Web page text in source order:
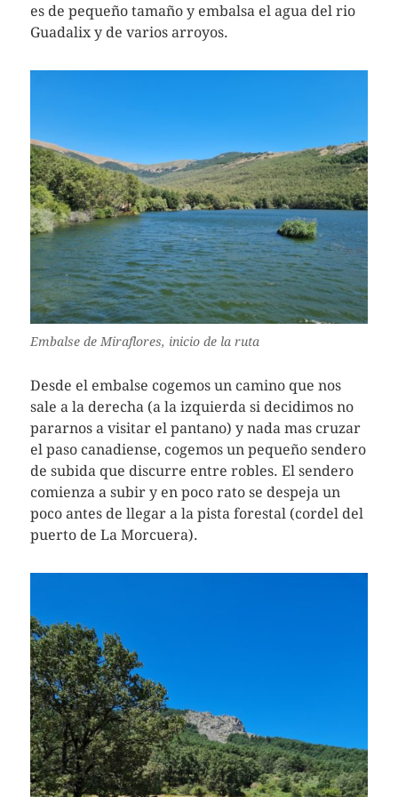
es de pequeño tamaño y embalsa el agua del rio
Guadalix y de varios arroyos.
Embalse de Miraflores, inicio de la ruta
Desde el embalse cogemos un camino que nos
sale a la derecha (a la izquierda si decidimos no
pararnos a visitar el pantano) y nada mas cruzar
el paso canadiense, cogemos un pequeño sendero
de subida que discurre entre robles. El sendero
comienza a subir y en poco rato se despeja un
poco antes de llegar a la pista forestal (cordel del
puerto de La Morcuera).